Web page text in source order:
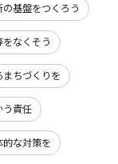
基盤をつくろう
なくそう
ちづくりを
う責任
な対策を